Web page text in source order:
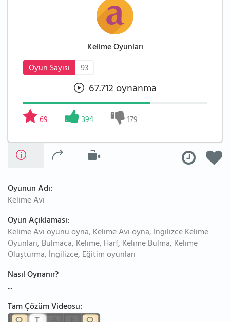
Kelime Oyunları
Oyun Sayısı
93
67.712 oynanma
69 394 179
Oyunun Adı:
Kelime Avı
Oyun Açıklaması:
Kelime Avı oyunu oyna, Kelime Avı oyna, İngilizce Kelime
Oyunları, Bulmaca, Kelime, Harf, Kelime Bulma, Kelime
Oluşturma, İngilizce, Eğitim oyunları
Nasıl Oynanır?
...
Tam Çözüm Videosu: